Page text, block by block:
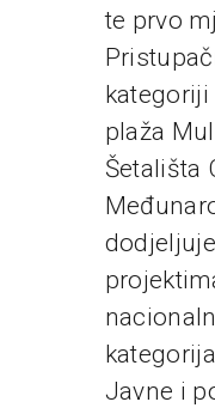
te prvo
plaža
Šetališta
Javne i